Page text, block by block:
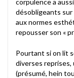
désobligeants
aux normes
repousser son «
Pourtant si on lit
diverses reprises,
(présumé, hein